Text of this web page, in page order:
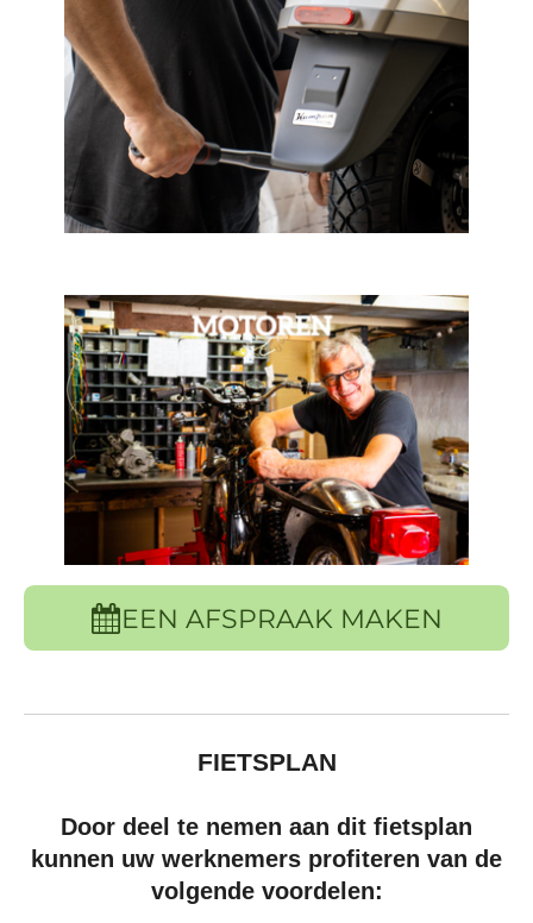
EEN AFSPRAAK MAKEN
FIETSPLAN
Door deel te nemen aan dit fietsplan
kunnen uw werknemers profiteren van de
volgende voordelen: